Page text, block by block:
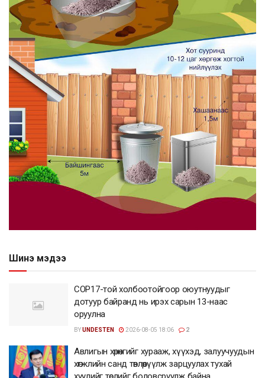
Шинэ мэдээ
COP17-той холбоотойгоор оюутнуудыг
дотуур байранд нь ирэх сарын 13-наас
оруулна
BYUNDESTEN 2026-08-05 18:06 2
Авлигын хөрөнгийг хурааж, хүүхэд, залуучуудын
хөгжлийн санд төвлөрүүлж зарцуулах тухай